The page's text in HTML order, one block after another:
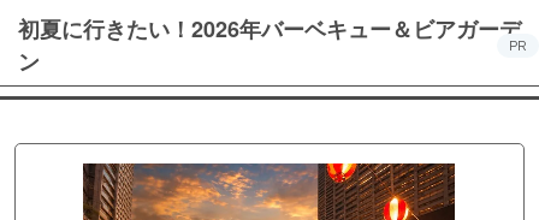
初夏に行きたい！2026年バーベキュー＆ビアガーデ
ン
PR